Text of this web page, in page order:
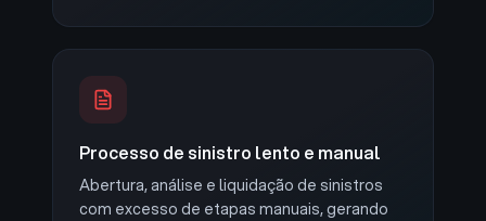
Processo de sinistro lento e manual
Abertura, análise e liquidação de sinistros
com excesso de etapas manuais, gerando